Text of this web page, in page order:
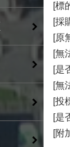
[標
[採
[原
[無
[是
[無
[投
[是
[附